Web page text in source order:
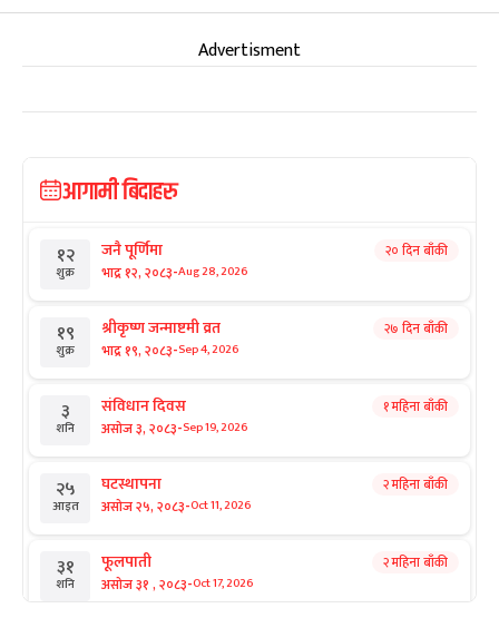
Advertisment
आगामी बिदाहरु
१२
शुक्र
जनै पूर्णिमा
भाद्र १२, २०८३-Aug 28, 2026
२० दिन बाँकी
१९
शुक्र
श्रीकृष्ण जन्माष्टमी व्रत
भाद्र १९, २०८३-Sep 4, 2026
२७ दिन बाँकी
३
शनि
संविधान दिवस
असोज ३, २०८३-Sep 19, 2026
१ महिना बाँकी
२५
आइत
घटस्थापना
असोज २५, २०८३-Oct 11, 2026
२ महिना बाँकी
३१
शनि
फूलपाती
असोज ३१ , २०८३-Oct 17, 2026
२ महिना बाँकी